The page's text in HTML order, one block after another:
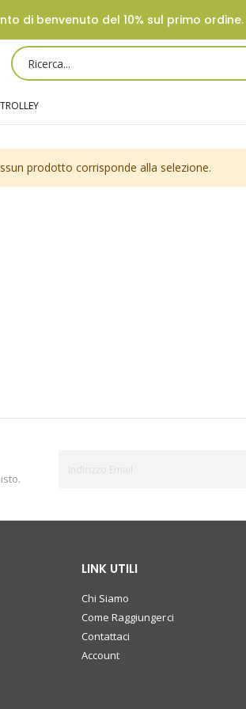
di benvenuto del 10% sul primo
prodotto corrisponde alla selezione.
LINK UTILI
Chi Siamo
Come Raggiungerci
Contattaci
Account